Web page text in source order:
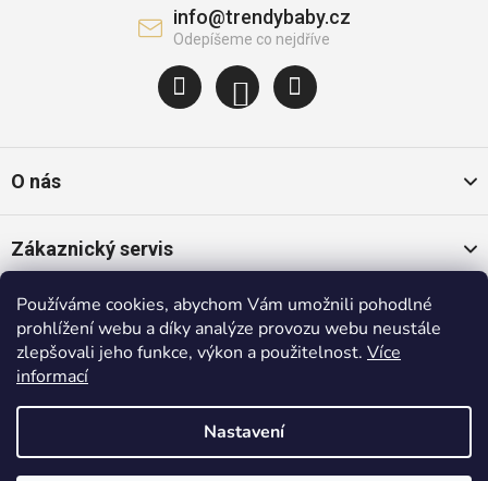
Používáme cookies, abychom Vám umožnili pohodlné
prohlížení webu a díky analýze provozu webu neustále
zlepšovali jeho funkce, výkon a použitelnost. Více
informací
Nastavení
info@trendybaby.cz
O nás
Zákaznický servis
Oblíbené kategorie
Populární značky
Copyright 2026Trendybaby.cz. Všechna práva vyhrazena.